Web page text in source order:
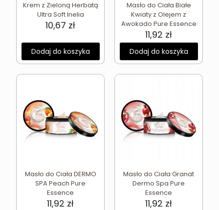
Krem z Zieloną Herbatą
Ultra Soft Inelia
10,67 zł
Dodaj do koszyka
Masło do Ciała Białe
Kwiaty z Olejem z
Awokado Pure Essence
11,92 zł
Dodaj do koszyka
Masło do Ciała DERMO
SPA Peach Pure
Essence
11,92 zł
Masło do Ciała Granat
Dermo Spa Pure
Essence
11,92 zł